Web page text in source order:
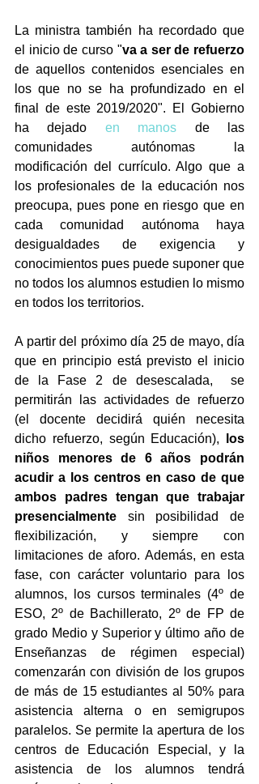
La ministra también ha recordado que
el inicio de curso "
de aquellos contenidos esenciales en
los que no se ha profundizado en el
final de este 2019/2020". El Gobierno
ha dejado en manos
de las
comunidades autónomas la
modificación del currículo. Algo que a
los profesionales de la educación nos
preocupa, pues pone en riesgo que en
cada comunidad autónoma haya
desigualdades de exigencia y
conocimientos pues puede suponer que
no todos los alumnos estudien lo mismo
en todos los territorios.
A partir del próximo día 25 de mayo, día
que en principio está previsto el inicio
de la Fase 2 de desescalada,  se
permitirán las actividades de refuerzo
(el docente decidirá quién necesita
dicho refuerzo, según Educación),
los
niños menores de 6 años podrán
acudir a los centros en caso de que
ambos padres tengan que trabajar
presencialmente sin posibilidad de
flexibilización, y siempre con
limitaciones de aforo. Además, en esta
fase, con carácter voluntario para los
alumnos, los cursos terminales (4º de
ESO, 2º de Bachillerato, 2º de FP de
grado Medio y Superior y último año de
Enseñanzas de régimen especial)
comenzarán con división de los grupos
de más de 15 estudiantes al 50% para
asistencia alterna o en semigrupos
paralelos. Se permite la apertura de los
centros de Educación Especial, y la
asistencia de los alumnos tendrá